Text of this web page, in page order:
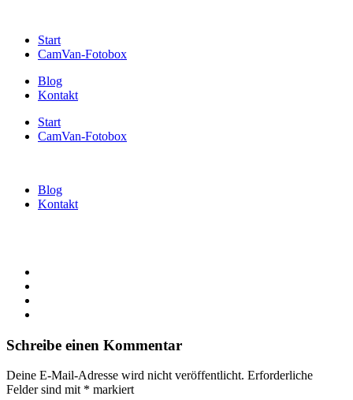
Start
CamVan-Fotobox
Blog
Kontakt
Start
CamVan-Fotobox
Blog
Kontakt
Schreibe einen Kommentar
Deine E-Mail-Adresse wird nicht veröffentlicht. Erforderliche
Felder sind mit * markiert